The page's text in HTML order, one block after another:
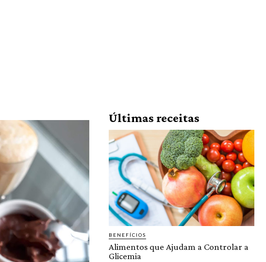
Últimas receitas
BENEFÍCIOS
Alimentos que Ajudam a Controlar a
Glicemia